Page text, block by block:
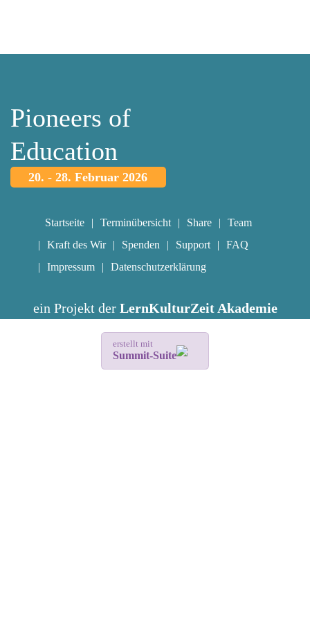
Pioneers of
Education
20. - 28. Februar 2026
Startseite Terminübersicht Share
Team
Kraft des Wir
Spenden Support
FAQ
Impressum
Datenschutzerklärung
ein Projekt der LernKulturZeit Akademie
erstellt mit
Summit-Suite